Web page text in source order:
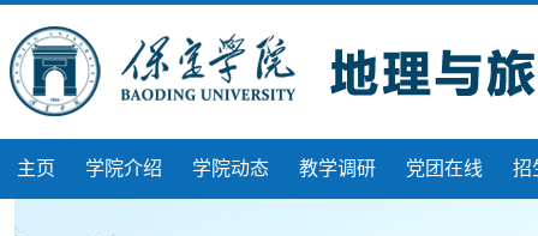
主页 学院介绍 学院动态 教学调研 党团在线 招